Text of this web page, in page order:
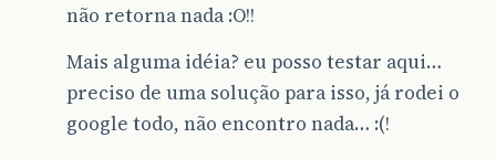
não retorna nada :O!!
Mais alguma idéia? eu posso testar aqui…
preciso de uma solução para isso, já rodei o
google todo, não encontro nada… :(!